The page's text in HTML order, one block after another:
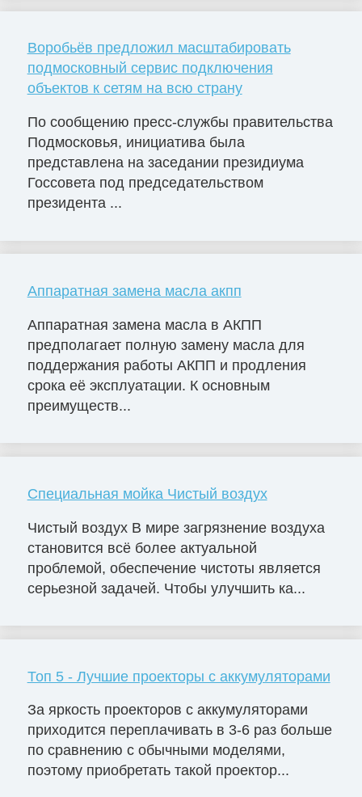
Воробьёв предложил масштабировать
подмосковный сервис подключения
объектов к сетям на всю страну
По сообщению пресс-службы правительства
Подмосковья, инициатива была
представлена на заседании президиума
Госсовета под председательством
президента ...
Аппаратная замена масла акпп
Аппаратная замена масла в АКПП
предполагает полную замену масла для
поддержания работы АКПП и продления
срока её эксплуатации. К основным
преимуществ...
Специальная мойка Чистый воздух
Чистый воздух В мире загрязнение воздуха
становится всё более актуальной
проблемой, обеспечение чистоты является
серьезной задачей. Чтобы улучшить ка...
Топ 5 - Лучшие проекторы с аккумуляторами
За яркость проекторов с аккумуляторами
приходится переплачивать в 3-6 раз больше
по сравнению с обычными моделями,
поэтому приобретать такой проектор...